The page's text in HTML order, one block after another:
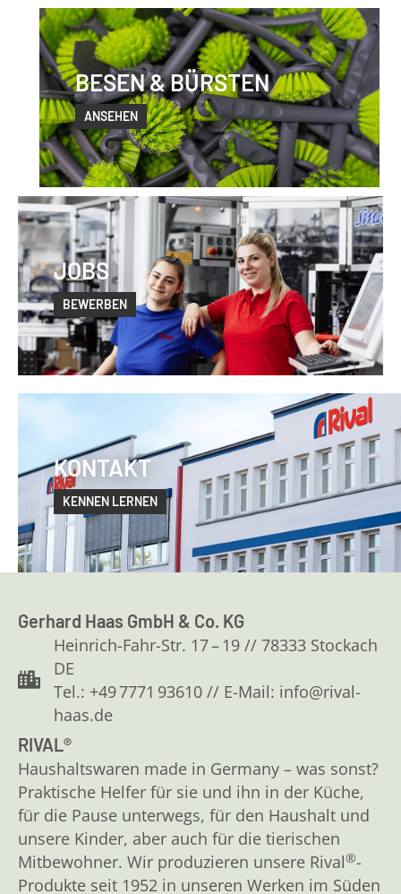
BESEN & BÜRSTEN
ANSEHEN
JOBS
BEWERBEN
KONTAKT
KENNEN LERNEN
Gerhard Haas GmbH & Co. KG
Heinrich-Fahr-Str. 17 – 19 // 78333 Stockach
DE
Tel.: +49 7771 93610 // E-Mail: info@rival-
haas.de
RIVAL®
Haushaltswaren made in Germany – was sonst?
Praktische Helfer für sie und ihn in der Küche,
für die Pause unterwegs, für den Haushalt und
unsere Kinder, aber auch für die tierischen
Mitbewohner. Wir produzieren unsere Rival®-
Produkte seit 1952 in unseren Werken im Süden